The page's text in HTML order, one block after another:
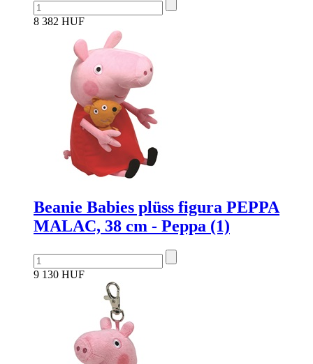
8 382 HUF
Beanie Babies plüss figura PEPPA
MALAC, 38 cm - Peppa (1)
9 130 HUF